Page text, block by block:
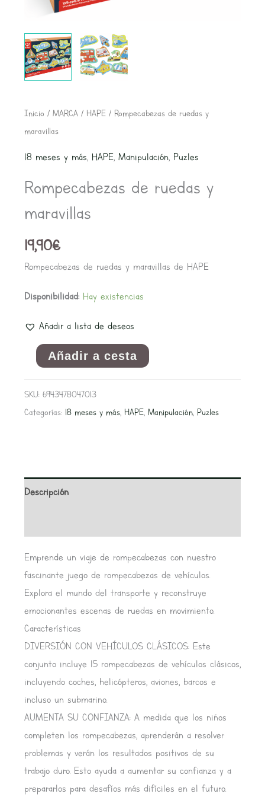
Inicio / MARCA/ HAPE/ Rompecabezas de ruedas y
maravillas
18 meses y más, HAPE, Manipulación, Puzles
Rompecabezas de ruedas y
maravillas
19,90€
Rompecabezas de ruedas y maravillas de HAPE
Disponibilidad: Hay existencias
Añadir a lista de deseos
Rompecabezas
de
maravillas
cantidad
Añadir a cesta
SKU: 6943478047013
Categorías: 18 meses y más, HAPE, Manipulación, Puzles
Descripción
Emprende un viaje de rompecabezas con nuestro
fascinante juego de rompecabezas de vehículos.
Explora el mundo del transporte y reconstruye
emocionantes escenas de ruedas en movimiento.
Características
DIVERSIÓN CON VEHÍCULOS CLÁSICOS: Este
conjunto incluye 15 rompecabezas de vehículos clásicos,
incluyendo coches, helicópteros, aviones, barcos e
incluso un submarino.
AUMENTA SU CONFIANZA: A medida que los niños
completen los rompecabezas, aprenderán a resolver
problemas y verán los resultados positivos de su
trabajo duro. Esto ayuda a aumentar su confianza y a
prepararlos para desafíos más difíciles en el futuro.